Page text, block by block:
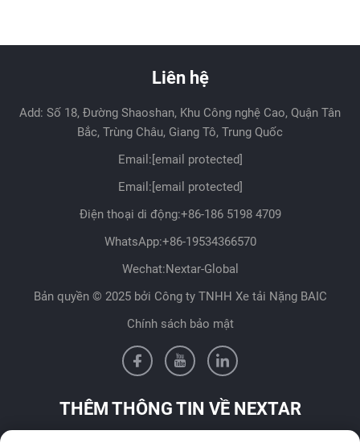
Liên hệ
Add: Số 18, Đường Shaoshan, Khu Công nghệ Cao, Quận Tân
Bắc, Trùng Châu, Giang Tô, Trung Quốc
Email:[email protected]
Email:[email protected]
Điện thoại di động:+86-186 5198 4709
WhatsApp:+86-19534366570
Wechat:Nextar-Global
Bản quyền © 2025 bởi Công ty TNHH Xe tải Nặng BAIC
Chính sách bảo mật
THÊM THÔNG TIN VỀ NEXTAR